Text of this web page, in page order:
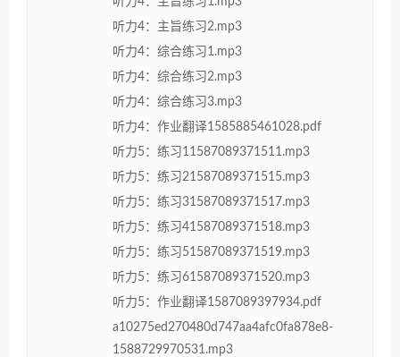
听力4：主旨练习2.mp3
听力4：综合练习1.mp3
听力4：综合练习2.mp3
听力4：综合练习3.mp3
听力4：作业翻译1585885461028.pdf
听力5：练习11587089371511.mp3
听力5：练习21587089371515.mp3
听力5：练习31587089371517.mp3
听力5：练习41587089371518.mp3
听力5：练习51587089371519.mp3
听力5：练习61587089371520.mp3
听力5：作业翻译1587089397934.pdf
a10275ed270480d747aa4afc0fa878e8-
1588729970531.mp3